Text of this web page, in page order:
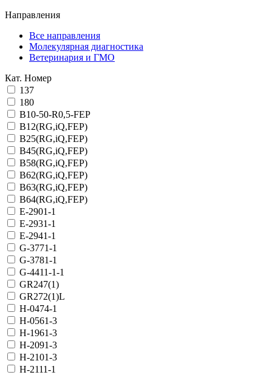
Направления
Все направления
Молекулярная диагностика
Ветеринария и ГМО
Кат. Номер
137
180
B10-50-R0,5-FEP
B12(RG,iQ,FEP)
B25(RG,iQ,FEP)
B45(RG,iQ,FEP)
B58(RG,iQ,FEP)
B62(RG,iQ,FEP)
B63(RG,iQ,FEP)
B64(RG,iQ,FEP)
E-2901-1
E-2931-1
E-2941-1
G-3771-1
G-3781-1
G-4411-1-1
GR247(1)
GR272(1)L
H-0474-1
H-0561-3
H-1961-3
H-2091-3
H-2101-3
H-2111-1